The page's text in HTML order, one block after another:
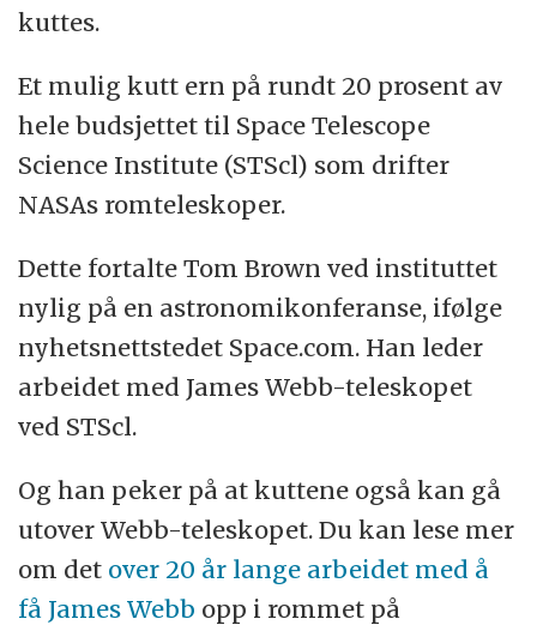
kuttes.
Et mulig kutt ern på rundt 20 prosent av
hele budsjettet til Space Telescope
Science Institute (STScl) som drifter
NASAs romteleskoper.
Dette fortalte Tom Brown ved instituttet
nylig på en astronomikonferanse, ifølge
nyhetsnettstedet Space.com. Han leder
arbeidet med James Webb-teleskopet
ved STScl.
Og han peker på at kuttene også kan gå
utover Webb-teleskopet. Du kan lese mer
om det over 20 år lange arbeidet med å
få James Webb opp i rommet på